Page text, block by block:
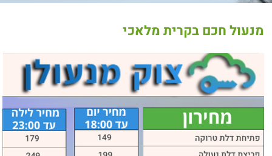
מנעול חכם בקרית מלאכי